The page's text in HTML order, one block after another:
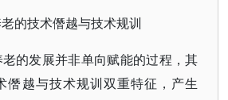
老的技术僭越与技术规训
的发展并非单向赋能的过程，其
僭越与技术规训双重特征，产生